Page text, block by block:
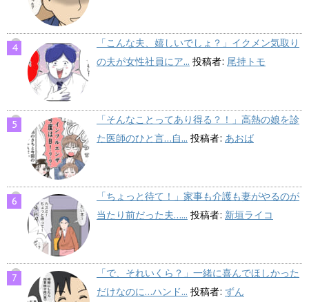
「こんな夫、嬉しいでしょ？」イクメン気取り
の夫が女性社員にア... 投稿者: 尾持トモ
「そんなことってあり得る？！」高熱の娘を診
た医師のひと言…自... 投稿者: あおば
「ちょっと待て！」家事も介護も妻がやるのが
当たり前だった夫…... 投稿者: 新垣ライコ
「で、それいくら？」一緒に喜んでほしかった
だけなのに…ハンド... 投稿者: ずん